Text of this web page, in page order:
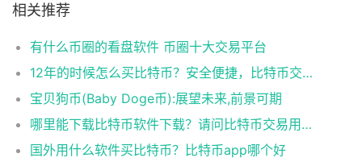
相关推荐
有什么币圈的看盘软件 币圈十大交易平台
12年的时候怎么买比特币？安全便捷，比特币交易首选
宝贝狗币(Baby Doge币):展望未来,前景可期
哪里能下载比特币软件下载？请问比特币交易用什么软件
国外用什么软件买比特币？比特币app哪个好